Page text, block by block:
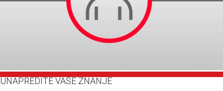
UNAPREDITE VAŠE ZNANJE